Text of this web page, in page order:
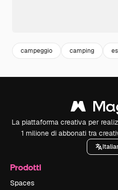
campeggio camping
La piattaforma creativa per
1 milione di abbonati tra
Prodotti
Spaces